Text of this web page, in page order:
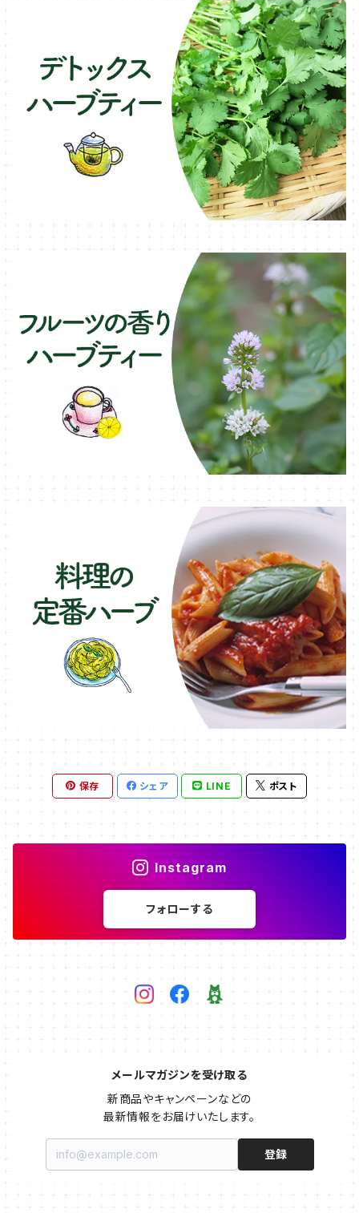
保存 シェア LINE ポスト
Instagram
フォローする
メールマガジンを受け取る
新商品やキャンペーンなどの
最新情報をお届けいたします。
登録